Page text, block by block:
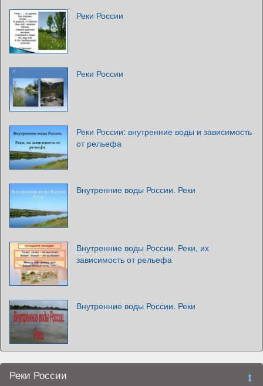
Реки России
Реки России
Реки России: внутренние воды и зависимость
от рельефа
Внутренние воды России. Реки
Внутренние воды России. Реки, их
зависимость от рельефа
Внутренние воды России. Реки
Реки России